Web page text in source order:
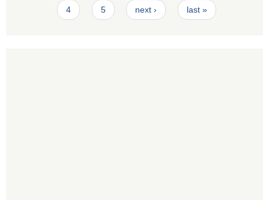
4 5 next › last »